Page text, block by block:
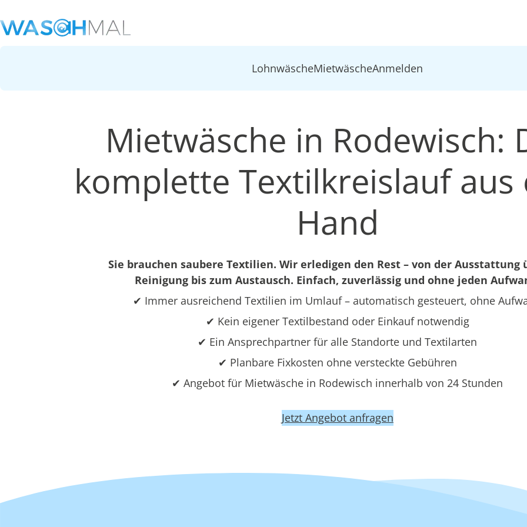
LohnwäscheMietwäscheAnmelden
Mietwäsche in Rodewisch:
komplette Textilkreislauf aus
Hand
Sie brauchen saubere Textilien. Wir erledigen den Rest – von der Ausstattung
Reinigung bis zum Austausch. Einfach, zuverlässig und ohne jeden
✔ Immer ausreichend Textilien im Umlauf – automatisch gesteuert, ohne
✔ Kein eigener Textilbestand oder Einkauf notwendig
✔ Ein Ansprechpartner für alle Standorte und Textilarten
✔ Planbare Fixkosten ohne versteckte Gebühren
✔ Angebot für Mietwäsche in Rodewisch innerhalb von 24 Stunden
Jetzt Angebot anfragen